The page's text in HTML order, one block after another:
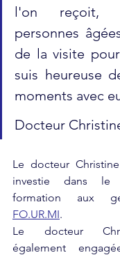
l'on reçoit,
personnes
de la visite
suis heureuse
moments avec
Docteur
Le docteur
investie dans le
FO.UR.MI.
Le docteur
également